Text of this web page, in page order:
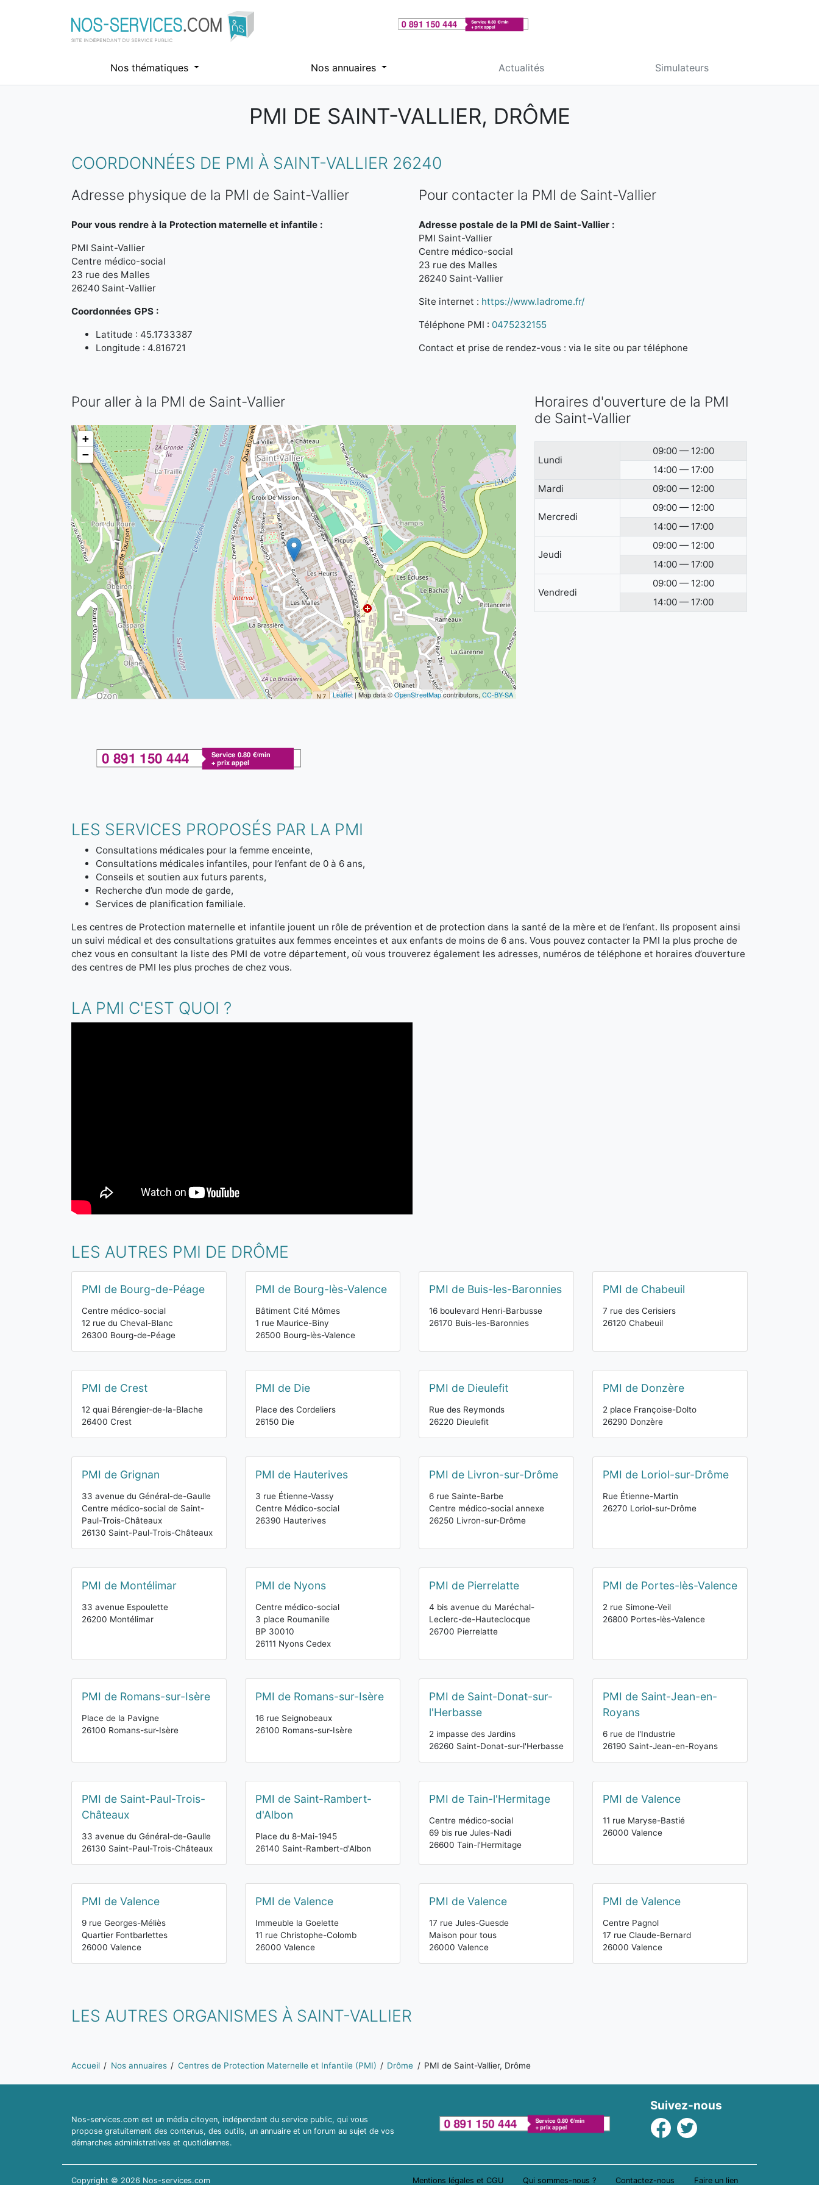
Nos thématiques Nos annuaires Actualités Simulateurs
PMI DE SAINT-VALLIER, DRÔME
COORDONNÉES DE PMI À SAINT-VALLIER 26240
Adresse physique de la PMI de Saint-Vallier
Pour vous rendre à la Protection maternelle et infantile :
PMI Saint-Vallier
Centre médico-social
23 rue des Malles
26240 Saint-Vallier
Coordonnées GPS :
Latitude : 45.1733387
Longitude : 4.816721
Pour contacter la PMI de Saint-Vallier
Adresse postale de la PMI de Saint-Vallier :
PMI Saint-Vallier
Centre médico-social
23 rue des Malles
26240 Saint-Vallier
Site internet : https://www.ladrome.fr/
Téléphone PMI : 0475232155
Contact et prise de rendez-vous : via le site ou par téléphone
Pour aller à la PMI de Saint-Vallier
+
−
Leaflet | Map data ©OpenStreetMapcontributors, CC-BY-SA
Horaires d'ouverture de la PMI
de Saint-Vallier
Lundi
09:00 — 12:00
14:00 — 17:00
Mardi
09:00 — 12:00
Mercredi
09:00 — 12:00
14:00 — 17:00
Jeudi
09:00 — 12:00
14:00 — 17:00
Vendredi
09:00 — 12:00
14:00 — 17:00
LES SERVICES PROPOSÉS PAR LA PMI
Consultations médicales pour la femme enceinte,
Consultations médicales infantiles, pour l’enfant de 0 à 6 ans,
Conseils et soutien aux futurs parents,
Recherche d’un mode de garde,
Services de planification familiale.
Les centres de Protection maternelle et infantile jouent un rôle de prévention et de protection dans la santé de la mère et de l’enfant. Ils proposent ainsi
un suivi médical et des consultations gratuites aux femmes enceintes et aux enfants de moins de 6 ans. Vous pouvez contacter la PMI la plus proche de
chez vous en consultant la liste des PMI de votre département, où vous trouverez également les adresses, numéros de téléphone et horaires d’ouverture
des centres de PMI les plus proches de chez vous.
LA PMI C'EST QUOI ?
LES AUTRES PMI DE DRÔME
PMI de Bourg-de-Péage
Centre médico-social
12 rue du Cheval-Blanc
26300 Bourg-de-Péage
PMI de Bourg-lès-Valence
Bâtiment Cité Mômes
1 rue Maurice-Biny
26500 Bourg-lès-Valence
PMI de Buis-les-Baronnies
16 boulevard Henri-Barbusse
26170 Buis-les-Baronnies
PMI de Chabeuil
7 rue des Cerisiers
26120 Chabeuil
PMI de Crest
12 quai Bérengier-de-la-Blache
26400 Crest
PMI de Die
Place des Cordeliers
26150 Die
PMI de Dieulefit
Rue des Reymonds
26220 Dieulefit
PMI de Donzère
2 place Françoise-Dolto
26290 Donzère
PMI de Grignan
33 avenue du Général-de-Gaulle
Centre médico-social de Saint-
Paul-Trois-Châteaux
26130 Saint-Paul-Trois-Châteaux
PMI de Hauterives
3 rue Étienne-Vassy
Centre Médico-social
26390 Hauterives
PMI de Livron-sur-Drôme
6 rue Sainte-Barbe
Centre médico-social annexe
26250 Livron-sur-Drôme
PMI de Loriol-sur-Drôme
Rue Étienne-Martin
26270 Loriol-sur-Drôme
PMI de Montélimar
33 avenue Espoulette
26200 Montélimar
PMI de Nyons
Centre médico-social
3 place Roumanille
BP 30010
26111 Nyons Cedex
PMI de Pierrelatte
4 bis avenue du Maréchal-
Leclerc-de-Hauteclocque
26700 Pierrelatte
PMI de Portes-lès-Valence
2 rue Simone-Veil
26800 Portes-lès-Valence
PMI de Romans-sur-Isère
Place de la Pavigne
26100 Romans-sur-Isère
PMI de Romans-sur-Isère
16 rue Seignobeaux
26100 Romans-sur-Isère
PMI de Saint-Donat-sur-
l'Herbasse
2 impasse des Jardins
26260 Saint-Donat-sur-l'Herbasse
PMI de Saint-Jean-en-
Royans
6 rue de l'Industrie
26190 Saint-Jean-en-Royans
PMI de Saint-Paul-Trois-
Châteaux
33 avenue du Général-de-Gaulle
26130 Saint-Paul-Trois-Châteaux
PMI de Saint-Rambert-
d'Albon
Place du 8-Mai-1945
26140 Saint-Rambert-d'Albon
PMI de Tain-l'Hermitage
Centre médico-social
69 bis rue Jules-Nadi
26600 Tain-l'Hermitage
PMI de Valence
11 rue Maryse-Bastié
26000 Valence
PMI de Valence
9 rue Georges-Méliès
Quartier Fontbarlettes
26000 Valence
PMI de Valence
Immeuble la Goelette
11 rue Christophe-Colomb
26000 Valence
PMI de Valence
17 rue Jules-Guesde
Maison pour tous
26000 Valence
PMI de Valence
Centre Pagnol
17 rue Claude-Bernard
26000 Valence
LES AUTRES ORGANISMES À SAINT-VALLIER
Vous êtes ici:
Accueil Nos annuaires Centres de Protection Maternelle et Infantile (PMI) Drôme PMI de Saint-Vallier, Drôme
Nos-services.com est un média citoyen, indépendant du service public, qui vous
propose gratuitement des contenus, des outils, un annuaire et un forum au sujet de vos
démarches administratives et quotidiennes.
Suivez-nous
Facebook
Twitter
Mentions légales et CGU Qui sommes-nous ? Contactez-nous Faire un lien
Copyright © 2026 Nos-services.com